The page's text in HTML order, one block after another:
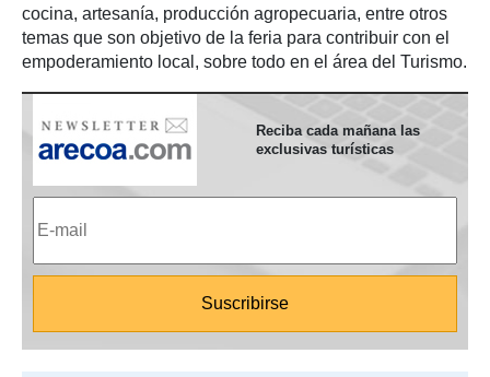
cocina, artesanía, producción agropecuaria, entre otros
temas que son objetivo de la feria para contribuir con el
empoderamiento local, sobre todo en el área del Turismo.
Reciba cada mañana las
exclusivas turísticas